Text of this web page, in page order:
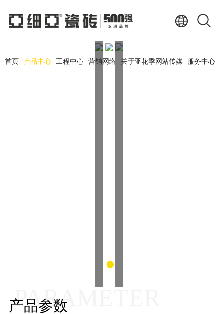
首页 产品中心 工程中心 营销网络 关于亚花季网站传媒 服务中心
产品参数
PARAMETER